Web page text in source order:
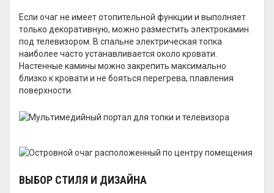
Если очаг не имеет отопительной функции и выполняет
только декоративную, можно разместить электрокамин
под телевизором. В спальне электрическая топка
наиболее часто устанавливается около кровати.
Настенные камины можно закрепить максимально
близко к кровати и не бояться перегрева, плавления
поверхности.
ВЫБОР СТИЛЯ И ДИЗАЙНА